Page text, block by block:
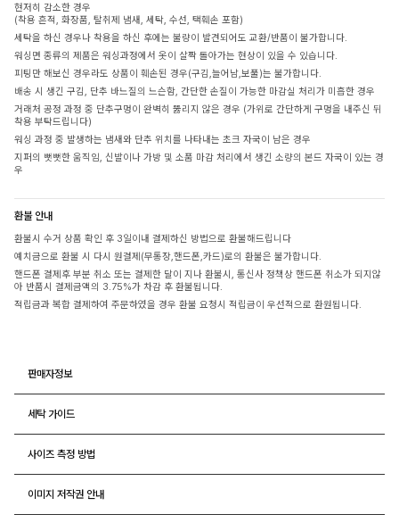
현저히 감소한 경우
(착용 흔적, 화장품, 탈취제 냄새, 세탁, 수선, 택훼손 포함)
세탁을 하신 경우나 착용을 하신 후에는 불량이 발견되어도 교환/반품이 불가합니다.
워싱면 종류의 제품은 워싱과정에서 옷이 살짝 돌아가는 현상이 있을 수 있습니다.
피팅만 해보신 경우라도 상품이 훼손된 경우(구김,늘어남,보풀)는 불가합니다.
배송 시 생긴 구김, 단추 바느질의 느슨함, 간단한 손질이 가능한 마감실 처리가 미흡한 경우
거래처 공정 과정 중 단추구멍이 완벽히 뚫리지 않은 경우 (가위로 간단하게 구멍을 내주신 뒤
착용 부탁드립니다)
워싱 과정 중 발생하는 냄새와 단추 위치를 나타내는 초크 자국이 남은 경우
지퍼의 뻣뻣한 움직임, 신발이나 가방 및 소품 마감 처리에서 생긴 소량의 본드 자국이 있는 경
우
환불 안내
환불시 수거 상품 확인 후 3일이내 결제하신 방법으로 환불해드립니다
예치금으로 환불 시 다시 원결제(무통장,핸드폰,카드)로의 환불은 불가합니다.
핸드폰 결제후 부분 취소 또는 결제한 달이 지나 환불시, 통신사 정책상 핸드폰 취소가 되지않
아 반품시 결제금액의 3.75%가 차감 후 환불됩니다.
적립금과 복합 결제하여 주문하였을 경우 환불 요청시 적립금이 우선적으로 환원됩니다.
판매자정보
세탁 가이드
사이즈 측정 방법
이미지 저작권 안내